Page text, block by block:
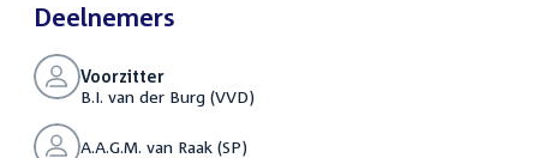
Deelnemers
Voorzitter
B.I. van der Burg (VVD)
A.A.G.M. van Raak (SP)